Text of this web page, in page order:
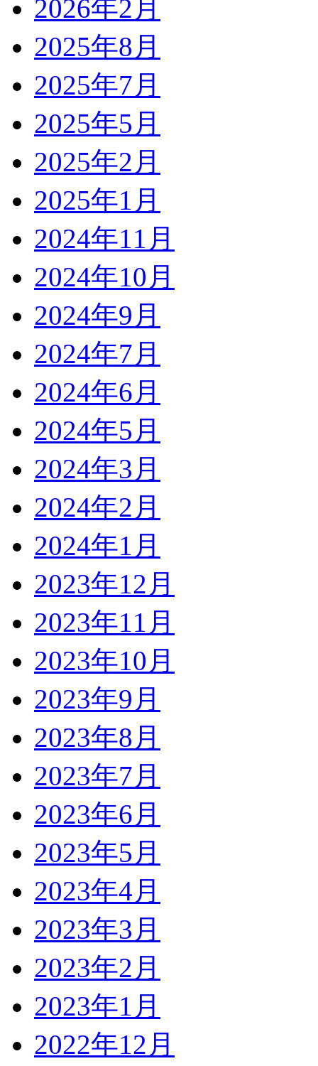
2026年2月
2025年8月
2025年7月
2025年5月
2025年2月
2025年1月
2024年11月
2024年10月
2024年9月
2024年7月
2024年6月
2024年5月
2024年3月
2024年2月
2024年1月
2023年12月
2023年11月
2023年10月
2023年9月
2023年8月
2023年7月
2023年6月
2023年5月
2023年4月
2023年3月
2023年2月
2023年1月
2022年12月